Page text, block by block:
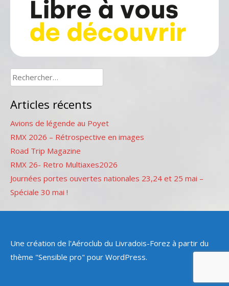
Rechercher :
Articles récents
Avions de légende au Poyet
RMX 2026 – Rétrospective en images
Road Trip Magazine
RMX 26- Retro Multiaxes2026
Journées portes ouvertes nationales 23,24 et 25 mai –
Spéciale 30 mai !
Une création de l'Aéroclub du Livradois-Forez à partir du
thème "Sensible pro" pour WordPress.